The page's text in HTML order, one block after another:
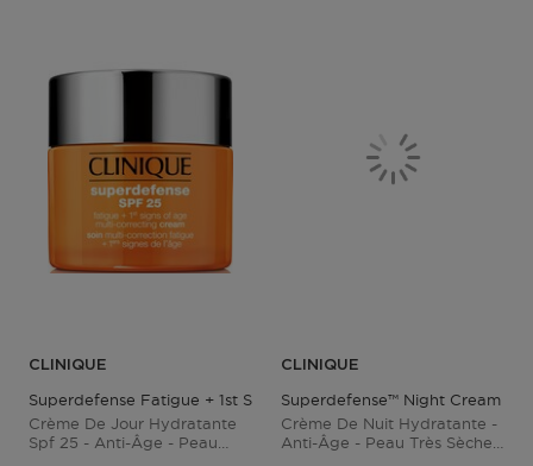
CLINIQUE
Superdefense Fatigue + 1st Signs Of Age Multi-Correcting Cream
Crème De Jour Hydratante
Spf 25 - Anti-Âge - Peau
CLINIQUE
Superdefense™ Night Cream
Crème De Nuit Hydratante -
Anti-Âge - Peau Très Sèche